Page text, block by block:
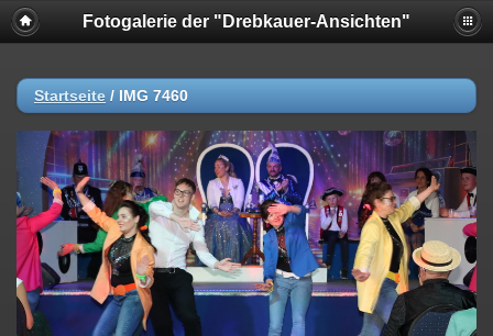
Fotogalerie der "Drebkauer-Ansichten"
Startseite / IMG 7460